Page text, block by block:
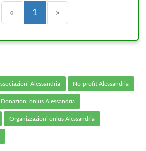
« Precedente
1 (current)
»
Alessandria No-profit Alessandria
Donazioni onlus Alessandria
Organizzazioni onlus Alessandria